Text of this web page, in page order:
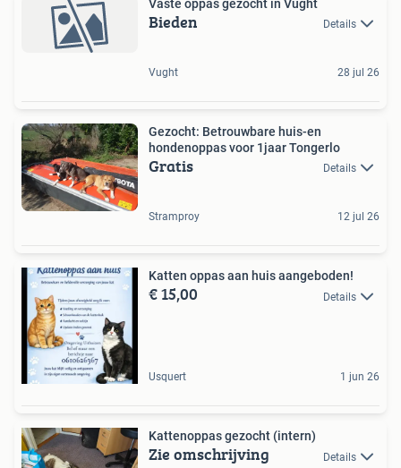
Vaste oppas gezocht in Vught
Bieden Details
Vught 28 jul 26
Gezocht: Betrouwbare huis-en
hondenoppas voor 1jaar Tongerlo
Gratis Details
Stramproy 12 jul 26
Katten oppas aan huis aangeboden!
€ 15,00 Details
Usquert 1 jun 26
Kattenoppas gezocht (intern)
Zie omschrijving Details